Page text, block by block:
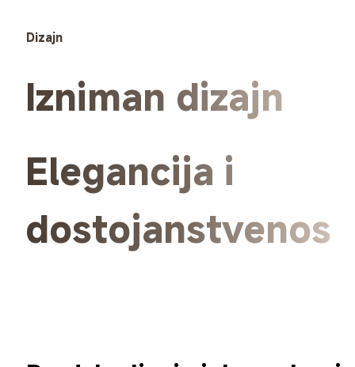
Dizajn
Izniman dizajn
Elegancija i
dostojanstvenost